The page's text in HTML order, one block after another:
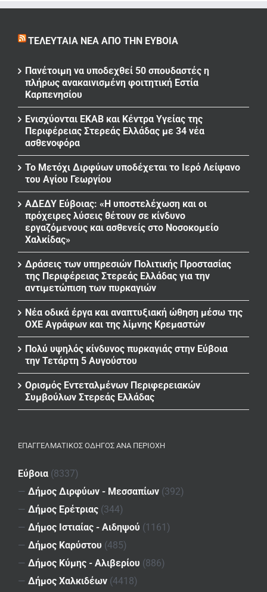
ΤΕΛΕΥΤΑΊΑ ΝΈΑ ΑΠΌ ΤΗΝ ΕΎΒΟΙΑ
Πανέτοιμη να υποδεχθεί 50 σπουδαστές η
πλήρως ανακαινισμένη φοιτητική Εστία
Καρπενησίου
Ενισχύονται ΕΚΑΒ και Κέντρα Υγείας της
Περιφέρειας Στερεάς Ελλάδας με 34 νέα
ασθενοφόρα
Το Μετόχι Διρφύων υποδέχεται το Ιερό Λείψανο
του Αγίου Γεωργίου
ΑΔΕΔΥ Εύβοιας: «Η υποστελέχωση και οι
πρόχειρες λύσεις θέτουν σε κίνδυνο
εργαζόμενους και ασθενείς στο Νοσοκομείο
Χαλκίδας»
Δράσεις των υπηρεσιών Πολιτικής Προστασίας
της Περιφέρειας Στερεάς Ελλάδας για την
αντιμετώπιση των πυρκαγιών
Νέα οδικά έργα και αναπτυξιακή ώθηση μέσω της
ΟΧΕ Αγράφων και της λίμνης Κρεμαστών
Πολύ υψηλός κίνδυνος πυρκαγιάς στην Εύβοια
την Τετάρτη 5 Αυγούστου
Ορισμός Εντεταλμένων Περιφερειακών
Συμβούλων Στερεάς Ελλάδας
ΕΠΑΓΓΕΛΜΑΤΙΚΌΣ ΟΔΗΓΌΣ ΑΝΆ ΠΕΡΙΟΧΉ
Εύβοια (8337)
— Δήμος Διρφύων - Μεσσαπίων (392)
— Δήμος Ερέτριας (344)
— Δήμος Ιστιαίας - Αιδηψού (1161)
— Δήμος Καρύστου (485)
— Δήμος Κύμης - Αλιβερίου (886)
— Δήμος Χαλκιδέων (4418)